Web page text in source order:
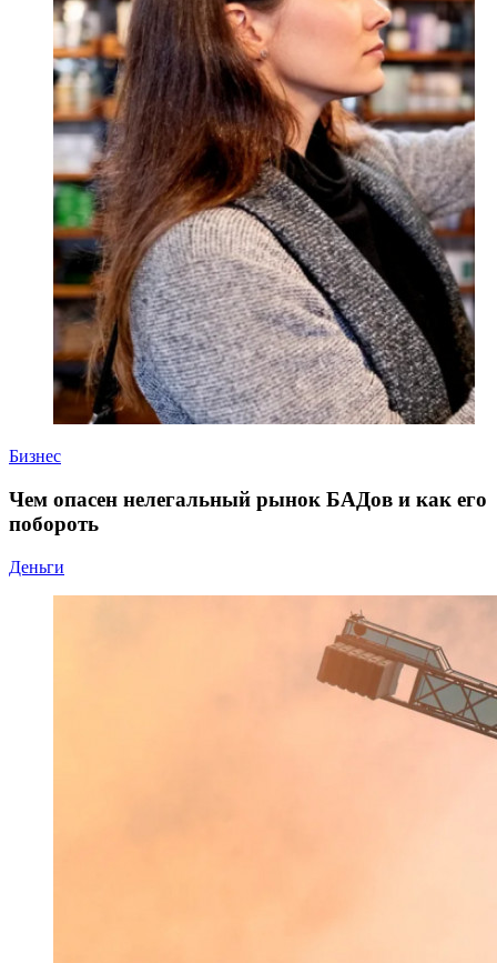
Бизнес
Чем опасен нелегальный рынок БАДов и как его
побороть
Деньги